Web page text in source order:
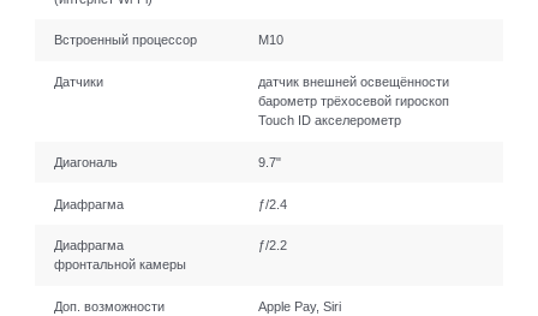
Встроенный процессор М10
Датчики
датчик внешней освещённости
барометр трёхосевой гироскоп
Touch ID акселерометр
Диагональ 9.7"
Диафрагма ƒ/2.4
Диафрагма
фронтальной камеры
ƒ/2.2
Доп. возможности Apple Pay, Siri